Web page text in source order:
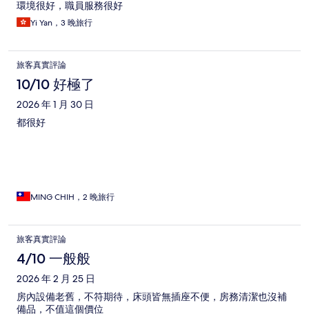
環境很好，職員服務很好
Yi Yan，3 晚旅行
旅客真實評論
10/10 好極了
2026 年 1 月 30 日
都很好
MING CHIH，2 晚旅行
旅客真實評論
4/10 一般般
2026 年 2 月 25 日
房內設備老舊，不符期待，床頭皆無插座不便，房務清潔也沒補
備品，不值這個價位